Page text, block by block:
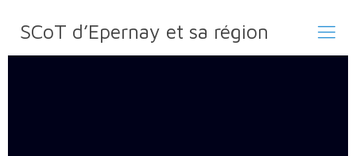
SCoT d’Epernay et sa région